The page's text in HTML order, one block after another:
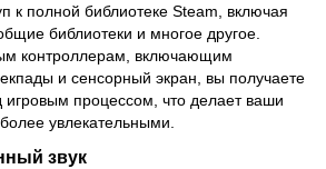
к полной библиотеке Steam, включая
библиотеки и многое другое.
контроллерам, включающим
и сенсорный экран, вы получаете
игровым процессом, что делает ваши
увлекательными.
звук